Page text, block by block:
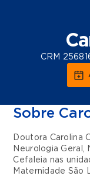
CRM
Sobre
Doutora Carolina
Neurologia Geral ,
Cefaleia nas
Maternidade São